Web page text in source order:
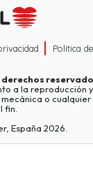
Política
a la reproducción
o
fin.
España 2026.